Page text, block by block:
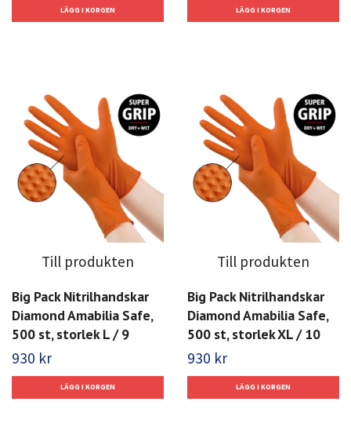
Till produkten
Big Pack Nitrilhandskar
Diamond Amabilia Safe,
500 st, storlek L / 9
930 kr
Till produkten
Big Pack Nitrilhandskar
Diamond Amabilia Safe,
500 st, storlek XL / 10
930 kr